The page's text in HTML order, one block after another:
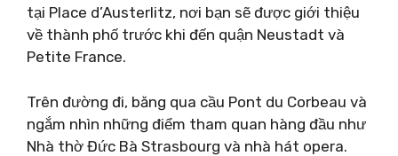
tại Place d’Austerlitz, nơi bạn sẽ được giới thiệu
về thành phố trước khi đến quận Neustadt và
Petite France.
Trên đường đi, băng qua cầu Pont du Corbeau và
ngắm nhìn những điểm tham quan hàng đầu như
Nhà thờ Đức Bà Strasbourg và nhà hát opera.